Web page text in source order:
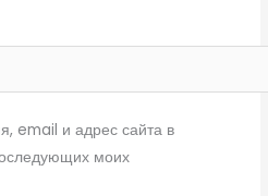
email и адрес сайта в
моих